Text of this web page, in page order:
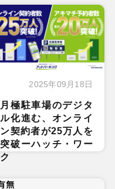
2025年09月18日
月極駐車場のデジタ
ル化進む、オンライ
ン契約者が25万人を
突破ーハッチ・ワー
ク